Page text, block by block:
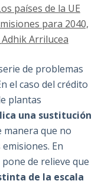
países de la UE
para 2040,
Adhik Arrilucea
de problemas
el caso del crédito
plantas
una sustitución
manera que no
En
de relieve que
de la escala